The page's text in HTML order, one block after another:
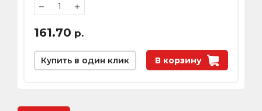
− +
161.70 р.
В корзину
Купить в один клик